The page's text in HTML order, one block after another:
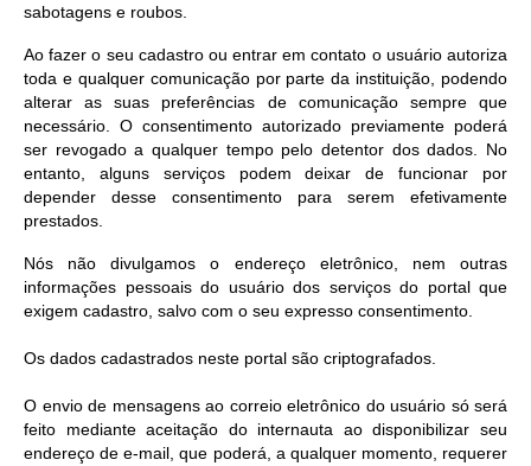
sabotagens e roubos.
Ao fazer o seu cadastro ou entrar em contato o usuário autoriza
toda e qualquer comunicação por parte da instituição, podendo
alterar as suas preferências de comunicação sempre que
necessário. O consentimento autorizado previamente poderá
ser revogado a qualquer tempo pelo detentor dos dados. No
entanto, alguns serviços podem deixar de funcionar por
depender desse consentimento para serem efetivamente
prestados.
Nós não divulgamos o endereço eletrônico, nem outras
informações pessoais do usuário dos serviços do portal que
exigem cadastro, salvo com o seu expresso consentimento.
Os dados cadastrados neste portal são criptografados.
O envio de mensagens ao correio eletrônico do usuário só será
feito mediante aceitação do internauta ao disponibilizar seu
endereço de e-mail, que poderá, a qualquer momento, requerer